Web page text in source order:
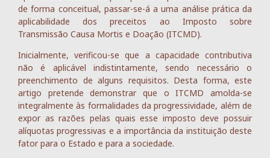
de forma conceitual, passar-se-á a uma análise prática da
aplicabilidade dos preceitos ao Imposto sobre
Transmissão Causa Mortis e Doação (ITCMD).
Inicialmente, verificou-se que a capacidade contributiva
não é aplicável indistintamente, sendo necessário o
preenchimento de alguns requisitos. Desta forma, este
artigo pretende demonstrar que o ITCMD amolda-se
integralmente às formalidades da progressividade, além de
expor as razões pelas quais esse imposto deve possuir
alíquotas progressivas e a importância da instituição deste
fator para o Estado e para a sociedade.